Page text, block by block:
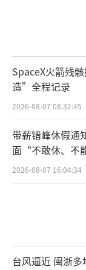
SpaceX火箭残
造”全程记录
2026-08-07 08:32:45
带薪错峰休假通
面“不敢休、不
2026-08-07 16:04:34
台风逼近 闽浙